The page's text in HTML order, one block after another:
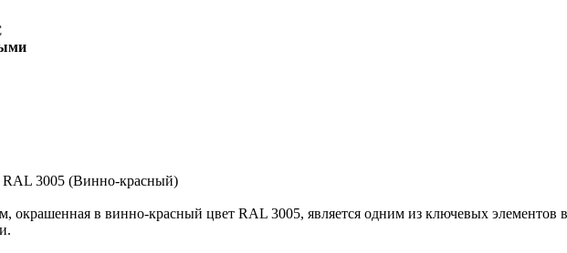
RAL 3005 (Винно-красный)
окрашенная в винно-красный цвет RAL 3005, является одним из ключевых элементов